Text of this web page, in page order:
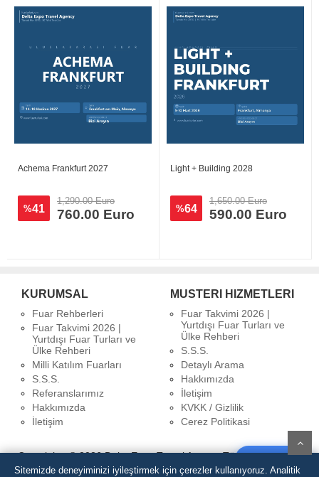
Achema Frankfurt 2027
%41
1,290.00 Euro
760.00 Euro
Light + Building 2028
%64
1,650.00 Euro
590.00 Euro
KURUMSAL
Fuar Rehberleri
Fuar Takvimi 2026 |
Yurtdışı Fuar Turları ve
Ülke Rehberi
Milli Katılım Fuarları
S.S.S.
Referanslarımız
Hakkımızda
İletişim
MUSTERI HIZMETLERI
Fuar Takvimi 2026 |
Yurtdışı Fuar Turları ve
Ülke Rehberi
S.S.S.
Detaylı Arama
Hakkımızda
İletişim
KVKK / Gizlilik
Cerez Politikasi
Copyrights © 2026 Delta Expo Travel Agency Türsab Belge No:
3970
WhatsApp Destek Hattı
Sitemizde deneyiminizi iyileştirmek için çerezler kullanıyoruz. Analitik